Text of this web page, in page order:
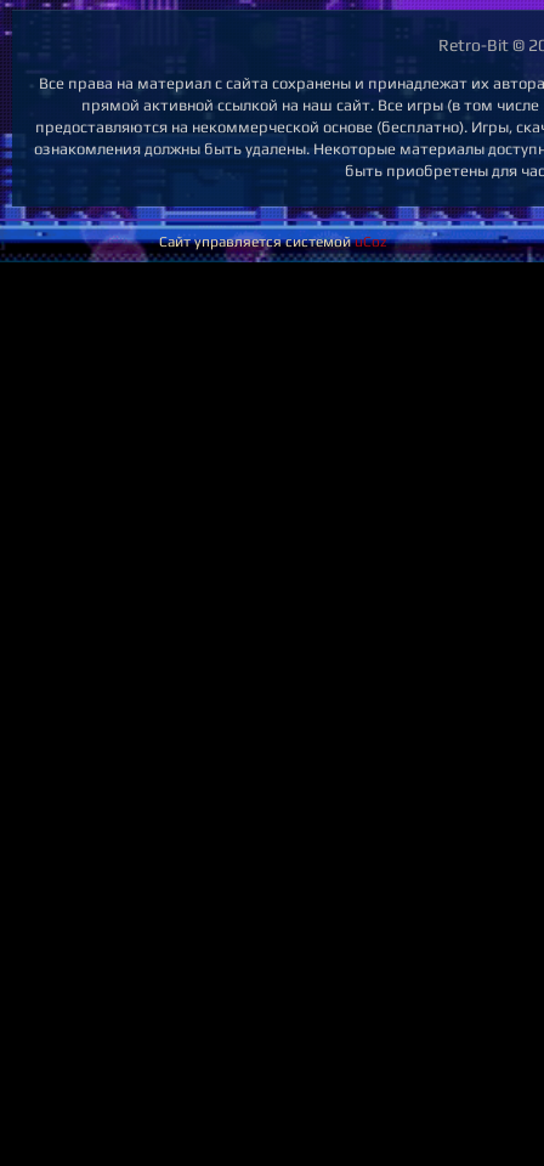
Retro-Bit ©
Все права на материал с сайта сохранены и принадлежат их
прямой активной ссылкой на наш сайт. Все игры (в том
предоставляются на некоммерческой основе (бесплатно). Игры,
ознакомления должны быть удалены. Некоторые материалы
быть приобретены для
Сайт управляется системойuCoz